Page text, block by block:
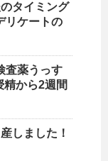
タイミング
リケートの
査薬うっす
精から2週間
しました！